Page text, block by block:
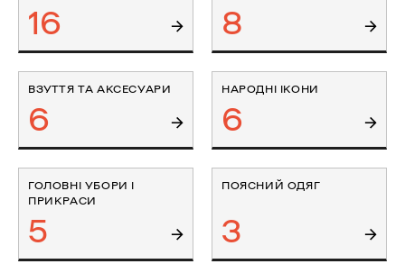
16 8
ВЗУТТЯ ТА АКСЕСУАРИ
6
НАРОДНІ ІКОНИ
6
ГОЛОВНІ УБОРИ І
ПРИКРАСИ
5
ПОЯСНИЙ ОДЯГ
3